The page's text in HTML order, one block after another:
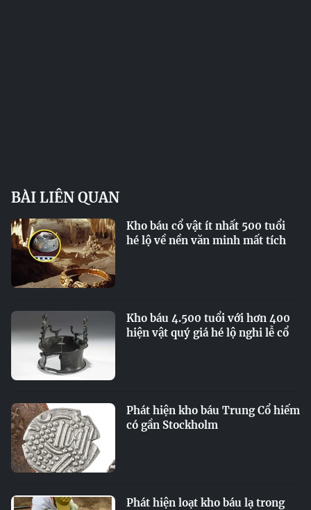
BÀI LIÊN QUAN
Kho báu cổ vật ít nhất 500 tuổi
hé lộ về nền văn minh mất tích
Kho báu 4.500 tuổi với hơn 400
hiện vật quý giá hé lộ nghi lễ cổ
Phát hiện kho báu Trung Cổ hiếm
có gần Stockholm
Phát hiện loạt kho báu lạ trong